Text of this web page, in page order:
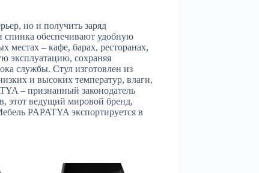
но и получить заряд
обеспечивают удобную
– кафе, барах, ресторанах,
эксплуатацию, сохраняя
службы. Стул изготовлен из
и высоких температур, влаги,
– признанный законодатель
этот ведущий мировой бренд,
PAPATYA экспортируется в